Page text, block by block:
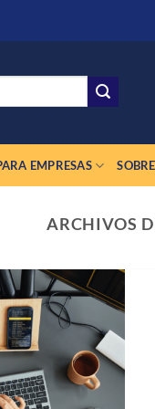
EMPRESAS
ARCHIVOS